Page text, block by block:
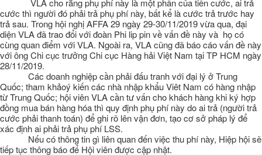
cước thì người đó phải trả phụ phí này, bất kể là cước trả trước hay
trả sau. Trong hội nghị AFFA 29 ngày 29-30/11/2019 vừa qua, đại
diện VLA đã trao đổi với đoàn Phi lip pin về vấn đề này và họ có
cùng quan điểm với VLA. Ngoài ra, VLA cũng đã báo cáo vấn đề này
với ông Chi cục trưởng Chi cục Hàng hải Việt Nam tại TP HCM ngày
28/11/2019.
Các doanh nghiệp cần phải đấu tranh với đại lý ở Trung
Quốc; tham khảoý kiến các nhà nhập khẩu Viêt Nam có hàng nhập
từ Trung Quốc; hội viên VLA cần tư vấn cho khách hàng khi ký hợp
đồng mua bán hàng hóa thì quy định phụ phí này do ai trả (người trả
cước phải thanh toán) để ghi rõ lên vận đơn, tạo cơ sở pháp lý để
xác định ai phải trả phụ phí LSS.
Nếu có thông tin gì liên quan đến việc thu phí này, Hiệp hội sẽ
tiếp tục thông báo để Hội viên được cập nhật.